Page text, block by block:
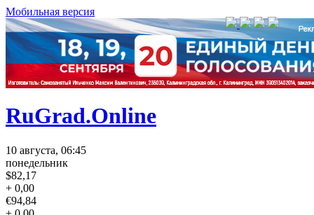
Мобильная версия
RuGrad.Online
10 августа, 06:45
понедельник
$82,17
+ 0,00
€94,84